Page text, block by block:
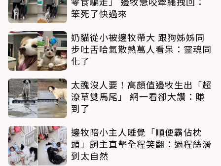
笨死了快過來
奶貓從小被邊牧帶大 跟狗姊姊同
步吐舌哈氣散熱萬人看呆：靈魂同
化了
太醜沒人要！高顏值邊牧生出「超
潦草雙馬尾」 網一看卻大讚：賺
到了
邊牧陪小主人睡覺「順便霸佔枕
頭」飼主直擊全程笑翻：過程絲滑
到太自然